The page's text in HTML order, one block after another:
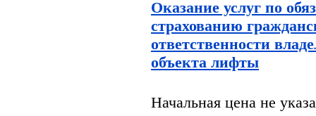
Оказание услуг по
страхованию
ответственности
объекта лифты
Начальная цена не